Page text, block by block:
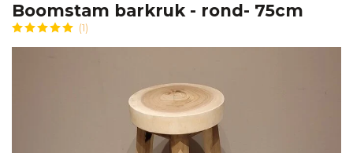
Boomstam barkruk - rond- 75cm
(1)